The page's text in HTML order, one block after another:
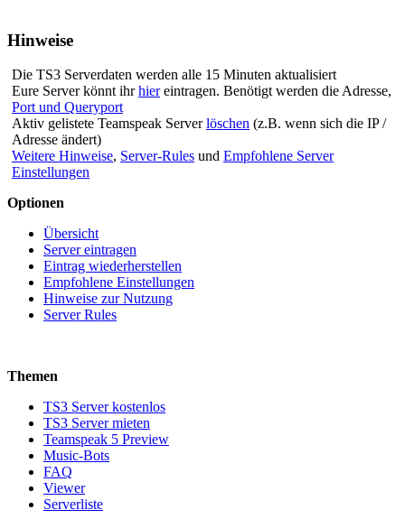
Hinweise
Die TS3 Serverdaten werden alle 15 Minuten aktualisiert
Eure Server könnt ihrhiereintragen. Benötigt werden die Adresse,
Port und Queryport
Aktiv gelistete Teamspeak Serverlöschen (z.B. wenn sich die IP /
Adresse ändert)
Weitere Hinweise, Server-Rules und Empfohlene Server
Einstellungen
Optionen
Übersicht
Server eintragen
Eintrag wiederherstellen
Empfohlene Einstellungen
Hinweise zur Nutzung
Server Rules
Themen
TS3 Server kostenlos
TS3 Server mieten
Teamspeak 5 Preview
Music-Bots
FAQ
Viewer
Serverliste